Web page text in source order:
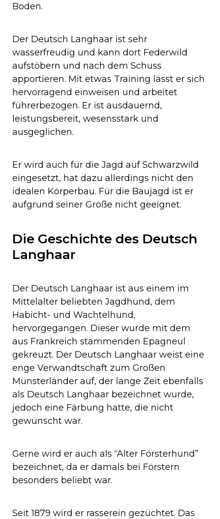
Boden.
Der Deutsch Langhaar ist sehr
wasserfreudig und kann dort Federwild
aufstöbern und nach dem Schuss
apportieren. Mit etwas Training lässt er sich
hervorragend einweisen und arbeitet
führerbezogen. Er ist ausdauernd,
leistungsbereit, wesensstark und
ausgeglichen.
Er wird auch für die Jagd auf Schwarzwild
eingesetzt, hat dazu allerdings nicht den
idealen Körperbau. Für die Baujagd ist er
aufgrund seiner Größe nicht geeignet.
Die Geschichte des Deutsch
Langhaar
Der Deutsch Langhaar ist aus einem im
Mittelalter beliebten Jagdhund, dem
Habicht- und Wachtelhund,
hervorgegangen. Dieser wurde mit dem
aus Frankreich stammenden Epagneul
gekreuzt. Der Deutsch Langhaar weist eine
enge Verwandtschaft zum Großen
Münsterländer auf, der lange Zeit ebenfalls
als Deutsch Langhaar bezeichnet wurde,
jedoch eine Färbung hatte, die nicht
gewünscht war.
Gerne wird er auch als “Alter Försterhund”
bezeichnet, da er damals bei Förstern
besonders beliebt war.
Seit 1879 wird er rasserein gezüchtet. Das